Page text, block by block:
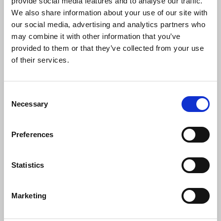
We also share information about your use of our site with
our social media, advertising and analytics partners who
may combine it with other information that you’ve
provided to them or that they’ve collected from your use
of their services.
Necessary
Preferences
Statistics
Marketing
trolibusz-, metró- és autóbuszvonalakon
elővárosi autóbuszokon, MÁV-START és
GYSEV vonatokon, valamint a VOLÁNBUSZ